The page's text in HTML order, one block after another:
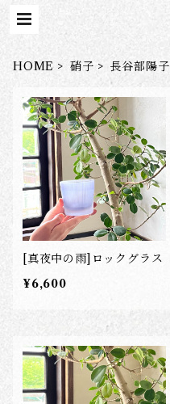
HOME 硝子 長谷部陽子
[真夜中の雨]ロックグラス
¥6,600